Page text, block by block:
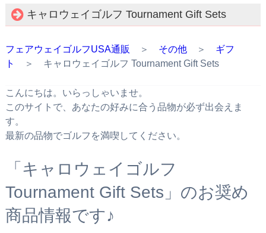
キャロウェイゴルフ Tournament Gift Sets
フェアウェイゴルフUSA通販 ＞ その他＞ ギフ
ト
＞ キャロウェイゴルフ Tournament Gift Sets
こんにちは。いらっしゃいませ。
このサイトで、あなたの好みに合う品物が必ず出会えま
す。
最新の品物でゴルフを満喫してください。
「キャロウェイゴルフ
Tournament Gift Sets」のお奨め
商品情報です♪